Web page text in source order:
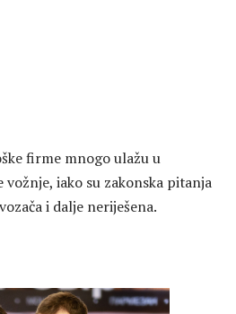
firme mnogo ulažu u
iako su zakonska pitanja
i dalje neriješena.